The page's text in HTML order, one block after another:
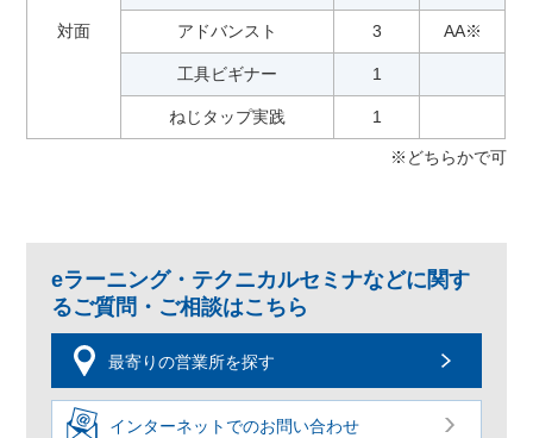
対面 アドバンスト 3 AA※
工具ビギナー 1
ねじタップ実践 1
※どちらかで可
eラーニング・テクニカルセミナなどに関す
るご質問・ご相談はこちら
最寄りの営業所を探す
インターネットでのお問い合わせ